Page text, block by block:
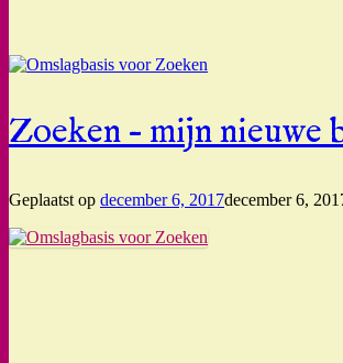
Zoeken – mijn nieuwe
Geplaatst op december 6, 2017december 6,